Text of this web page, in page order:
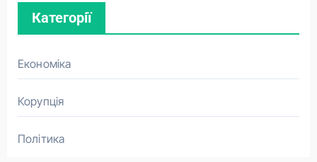
Категорії
Економіка
Корупція
Політика